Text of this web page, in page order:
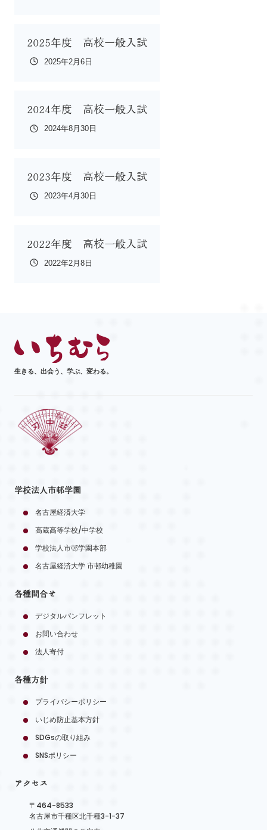
2025年度 高校一般入試
2025年2月6日
2024年度 高校一般入試
2024年8月30日
2023年度 高校一般入試
2023年4月30日
2022年度 高校一般入試
2022年2月8日
生きる、出会う、学ぶ、変わる。
学校法人市邨学園
名古屋経済大学
高蔵高等学校/中学校
学校法人市邨学園本部
名古屋経済大学 市邨幼稚園
各種問合せ
デジタルパンフレット
お問い合わせ
法人寄付
各種方針
プライバシーポリシー
いじめ防止基本方針
SDGsの取り組み
SNSポリシー
アクセス
〒464-8533
名古屋市千種区北千種3-1-37